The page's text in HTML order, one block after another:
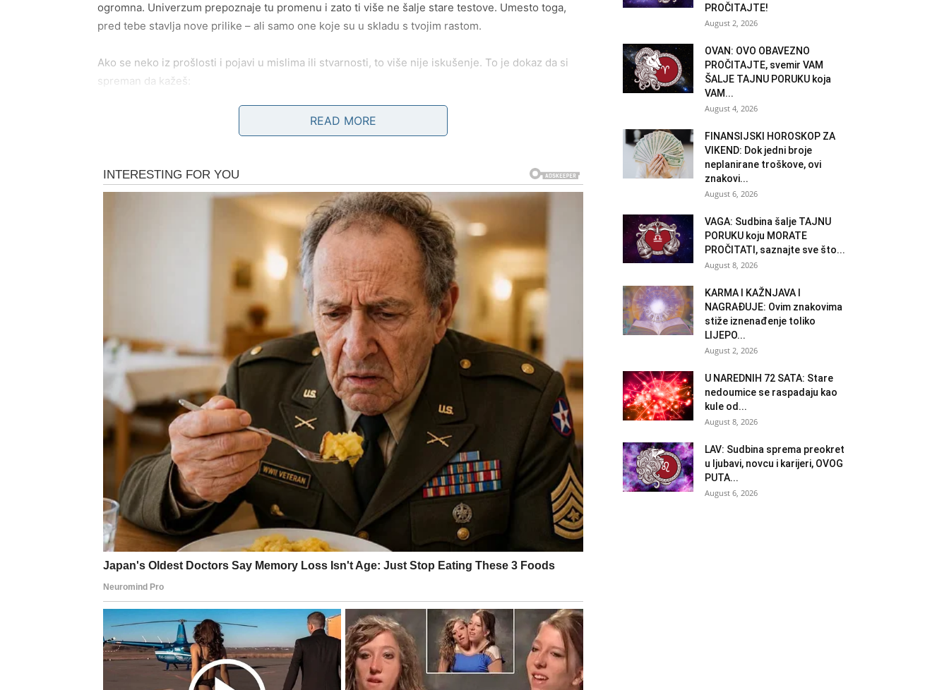
ogromna. Univerzum prepoznaje tu promenu i zato ti više ne šalje stare testove. Umesto toga,
pred tebe stavlja nove prilike – ali samo one koje su u skladu s tvojim rastom.
Ako se neko iz prošlosti i pojavi u mislima ili stvarnosti, to više nije iskušenje. To je dokaz da si
spreman da kažeš:
Ljubav: Više ne trčiš – biraš
Na emotivnom planu, Ovan prolazi kroz duboku transformaciju. Nekada si se zaletao, davao srce
bez rezerve, nadao se da će neko prepoznati tvoju strast i lojalnost. Često si ostajao razočaran jer
ne trčiš za ljubavlju – ti je prepoznaješ
Ako si slobodan, više te ne privlače nedostupni ljudi, komplikacije i emotivni haos. Privlači te mir,
stabilnost, jasnoća. Ako si u vezi, više ne pristaješ na polovične odnose i neizgovorene istine.
Najveća promena?
Naučio si da ljubav ne boli kada je prava.
Mentalna snaga: Više ne reaguješ – biraš odgovor
Jedna od najvažnijih lekcija koju si naučio jeste kontrola reakcije. Ranije si reagovao instinktivno,
često burno. Sada praviš pauzu. Razmišljaš. Gledaš širu sliku.
To ne znači da si izgubio vatru – naprotiv.
Znači da si naučiokada vredi zapaliti plamen, a kada sačuvati energiju .
Ova unutrašnja stabilnost daje ti ogromnu prednost u svim životnim oblastima – poslu, ljubavi,
odnosima s ljudima. Više ne gubiš snagu na bitke koje nisu tvoje.
Posao i ambicije: Više ne dokazuješ – gradiš
Na profesionalnom planu, Ovan ulazi u zreliju fazu. Ranije si želeo brze rezultate, dokazivanje,
READ MORE
PROČITAJTE!
August 2, 2026
OVAN: OVO OBAVEZNO
PROČITAJTE, svemir VAM
ŠALJE TAJNU PORUKU koja
VAM...
August 4, 2026
FINANSIJSKI HOROSKOP ZA
VIKEND: Dok jedni broje
neplanirane troškove, ovi
znakovi...
August 6, 2026
VAGA: Sudbina šalje TAJNU
PORUKU koju MORATE
PROČITATI, saznajte sve što...
August 8, 2026
KARMA I KAŽNJAVA I
NAGRAĐUJE: Ovim znakovima
stiže iznenađenje toliko
LIJEPO...
August 2, 2026
U NAREDNIH 72 SATA: Stare
nedoumice se raspadaju kao
kule od...
August 8, 2026
LAV: Sudbina sprema preokret
u ljubavi, novcu i karijeri, OVOG
PUTA...
August 6, 2026